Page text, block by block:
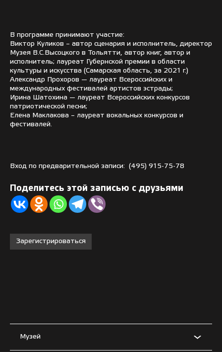
В программе принимают участие:
Виктор Куликов – автор сценария и исполнитель, директор
Музея В.С.Высоцкого в Тольятти, автор книг, автор и
исполнитель; лауреат Губернской премии в области
культуры и искусства (Самарская область, за 2021 г.)
Александр Прохоров — лауреат Всероссийских и
международных фестивалей артистов эстрады;
Ирина Шатохина — лауреат Всероссийских конкурсов
патриотической песни;
Елена Маклакова – лауреат вокальных конкурсов и
фестивалей.
Вход по предварительной записи: (495) 915-75-78
Поделитесь этой записью с друзьями
Зарегистрироваться
Музей